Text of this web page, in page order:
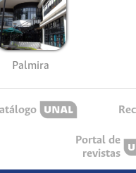
Palmira
Portal de
revistas